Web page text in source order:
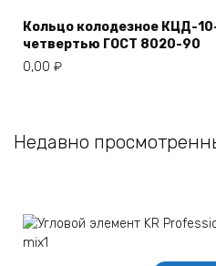
Кольцо колодезное КЦД-
четвертью ГОСТ 8020-90
0,00 ₽
Недавно